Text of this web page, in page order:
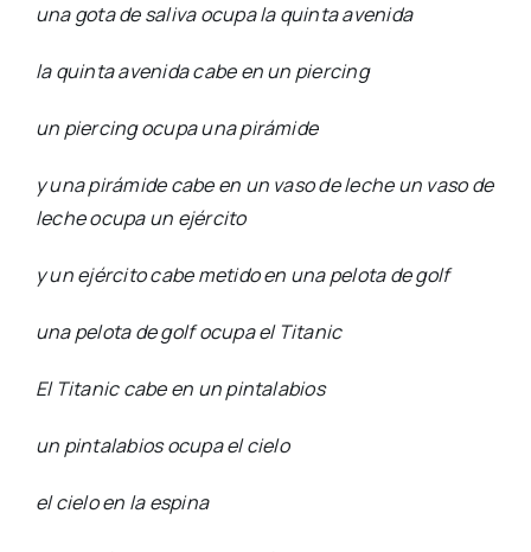
una gota de saliva ocupa la quinta avenida
la quinta avenida cabe en un piercing
un piercing ocupa una pirámide
y una pirámide cabe en un vaso de leche un vaso de
leche ocupa un ejército
y un ejército cabe metido en una pelota de golf
una pelota de golf ocupa el Titanic
El Titanic cabe en un pintalabios
un pintalabios ocupa el cielo
el cielo en la espina